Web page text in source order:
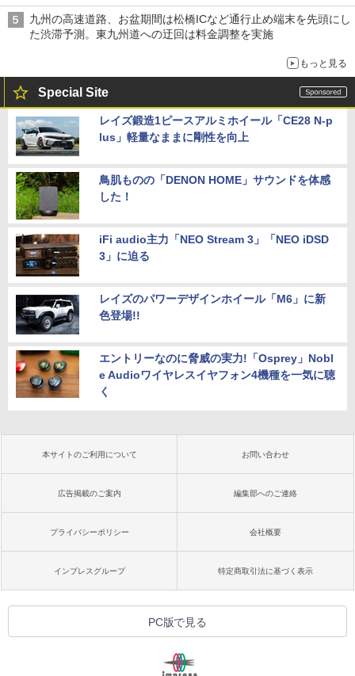
九州の高速道路、お盆期間は松橋ICなど通行止め端末を先頭にし
た渋滞予測。東九州道への迂回は料金調整を実施
もっと見る
Special Site
レイズ鍛造1ピースアルミホイール「CE28 N-p
lus」軽量なままに剛性を向上
鳥肌ものの「DENON HOME」サウンドを体感
した！
iFi audio主力「NEO Stream 3」「NEO iDSD
3」に迫る
レイズのパワーデザインホイール「M6」に新
色登場!!
エントリーなのに脅威の実力!「Osprey」Nobl
e Audioワイヤレスイヤフォン4機種を一気に聴
く
本サイトのご利用について お問い合わせ
広告掲載のご案内 編集部へのご連絡
プライバシーポリシー 会社概要
インプレスグループ 特定商取引法に基づく表示
PC版で見る